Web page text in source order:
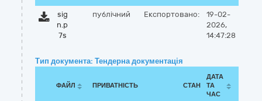
sig
n.p
7s
публічний Експортовано:
19-02-
2026,
14:47:28
Тип документа: Тендерна документація
ФАЙЛ ПРИВАТНІСТЬ СТАН
ДАТА
ТА
ЧАС